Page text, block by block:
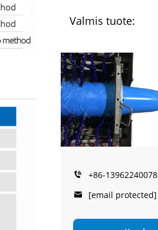
Valmis tuote:
+86-13962240078
[email protected]